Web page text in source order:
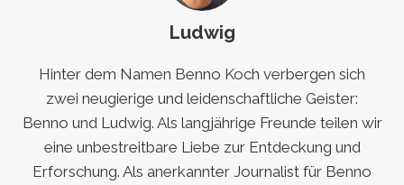
Ludwig
Hinter dem Namen Benno Koch verbergen sich
zwei neugierige und leidenschaftliche Geister:
Benno und Ludwig. Als langjährige Freunde teilen wir
eine unbestreitbare Liebe zur Entdeckung und
Erforschung. Als anerkannter Journalist für Benno